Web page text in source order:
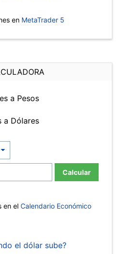
en MetaTrader 5
a Pesos
a Dólares
Calcular
en el Calendario Económico
el dólar sube?